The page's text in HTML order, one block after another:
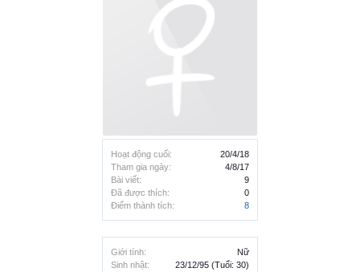
Hoạt động cuối:
20/4/18
Tham gia ngày:
4/8/17
Bài viết:
9
Đã được thích:
0
Điểm thành tích:
8
Giới tính:
Nữ
Sinh nhật:
23/12/95 (Tuổi: 30)